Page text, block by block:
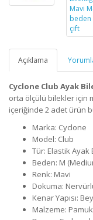
Açıklama
Cyclone Club Ayak
orta ölçülü bilekler için
içeriğinde 2 adet ürün
Marka: Cyclone
Model: Club
Tür: Elastik Ayak
Beden: M
Renk: Mavi
Dokuma:
Kenar Yapısı:
Malzeme: Pamuk